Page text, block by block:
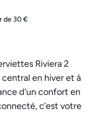
de 30 €
Riviera 2
en hiver et à
d’un confort en
c’est votre